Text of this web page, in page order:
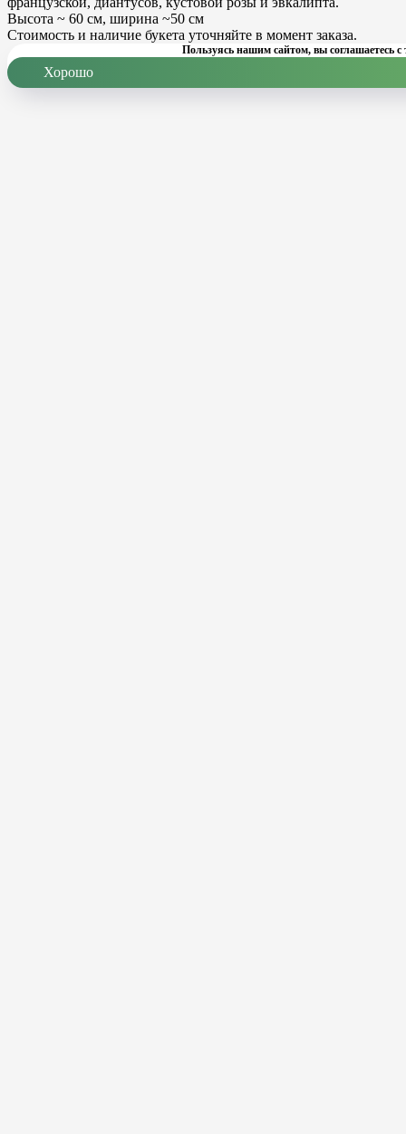
Высота ~ 60 см, ширина ~50 см
Стоимость и наличие букета уточняйте в момент заказа.
Пользуясь нашим сайтом, вы соглашаетесь с
Хорошо